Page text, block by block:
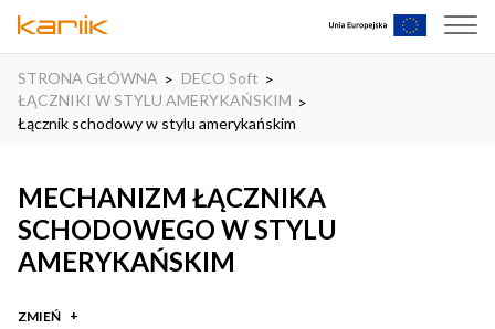
STRONA GŁÓWNA
DECO Soft
ŁĄCZNIKI W STYLU AMERYKAŃSKIM
Łącznik schodowy w stylu amerykańskim
MECHANIZM ŁĄCZNIKA
SCHODOWEGO W STYLU
AMERYKAŃSKIM
ZMIEŃ